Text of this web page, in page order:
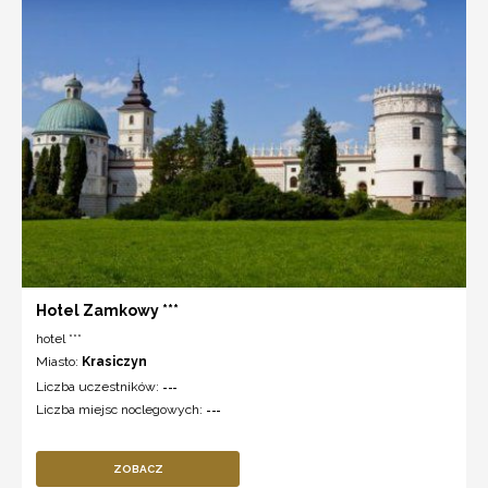
Hotel Zamkowy ***
hotel ***
Miasto: Krasiczyn
Liczba uczestników: ---
Liczba miejsc noclegowych: ---
ZOBACZ